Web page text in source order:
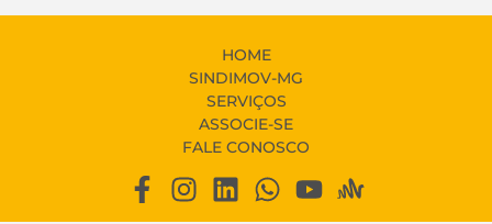
HOME
SINDIMOV-MG
SERVIÇOS
ASSOCIE-SE
FALE CONOSCO